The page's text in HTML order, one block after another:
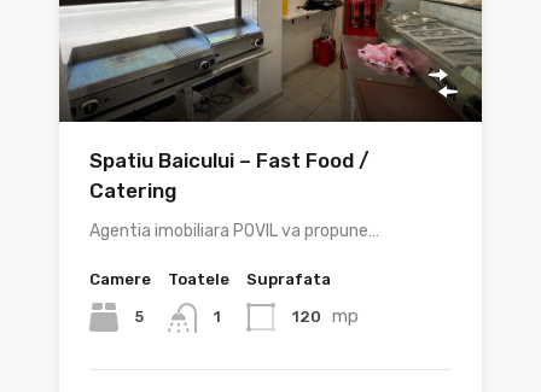
Spatiu Baicului – Fast Food /
Catering
Agentia imobiliara POVIL va propune…
Camere
5
Toatele
1
Suprafata
120 mp